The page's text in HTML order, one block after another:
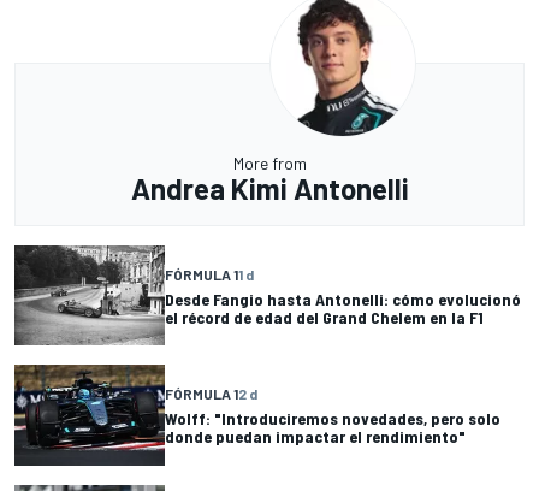
More from
Andrea Kimi Antonelli
FÓRMULA 11 d
Desde Fangio hasta Antonelli: cómo evolucionó
el récord de edad del Grand Chelem en la F1
FÓRMULA 12 d
Wolff: "Introduciremos novedades, pero solo
donde puedan impactar el rendimiento"